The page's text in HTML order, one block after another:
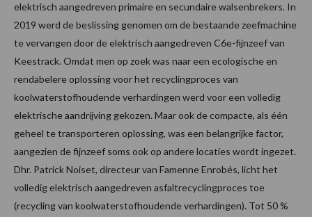
elektrisch aangedreven primaire en secundaire walsenbrekers. In
2019 werd de beslissing genomen om de bestaande zeefmachine
te vervangen door de elektrisch aangedreven C6e-fijnzeef van
Keestrack. Omdat men op zoek was naar een ecologische en
rendabelere oplossing voor het recyclingproces van
koolwaterstofhoudende verhardingen werd voor een volledig
elektrische aandrijving gekozen. Maar ook de compacte, als één
geheel te transporteren oplossing, was een belangrijke factor,
aangezien de fijnzeef soms ook op andere locaties wordt ingezet.
Dhr. Patrick Noiset, directeur van Famenne Enrobés, licht het
volledig elektrisch aangedreven asfaltrecyclingproces toe
(recycling van koolwaterstofhoudende verhardingen). Tot 50 %